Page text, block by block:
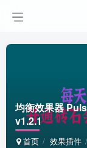
均衡效果器
v1.2.1
首页 效果插件